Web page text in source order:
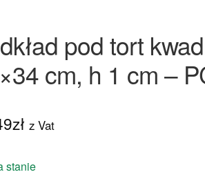
pod tort
cm, h 1 cm –
zł z Vat
stanie